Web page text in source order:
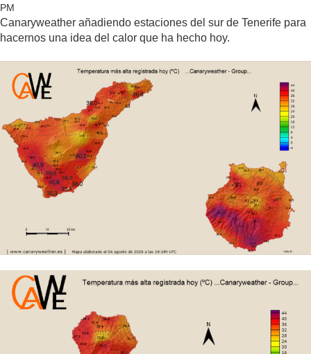
PM
Canaryweather añadiendo estaciones del sur de Tenerife para
hacernos una idea del calor que ha hecho hoy.